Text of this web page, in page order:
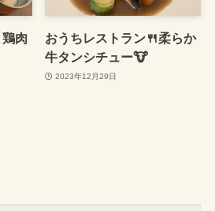
肉
おうちレストラン🍴柔らか
牛タンシチュー🐮
2023年12月29日